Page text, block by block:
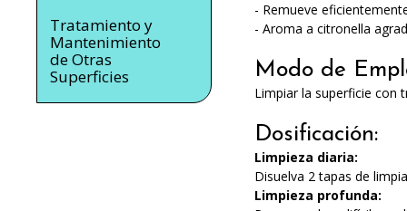
Tratamiento y
Mantenimiento
de Otras
Superficies
- Remueve
- Aroma a citronella
Modo de
Limpiar la superficie con
Dosificación:
Limpieza diaria:
Disuelva 2 tapas de
Limpieza profunda: